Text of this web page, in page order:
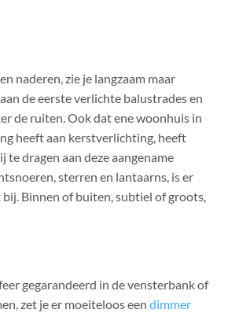
naderen, zie je langzaam maar
de eerste verlichte balustrades en
de ruiten. Ook dat ene woonhuis in
heeft aan kerstverlichting, heeft
dragen aan deze aangename
sterren en lantaarns, is er
Binnen of buiten, subtiel of groots,
gegarandeerd in de vensterbank of
zet je er moeiteloos een dimmer